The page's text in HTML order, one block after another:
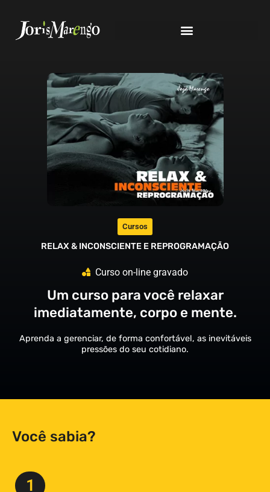
Cursos
RELAX & INCONSCIENTE E REPROGRAMAÇÃO
Curso on-line gravado
Um curso para você relaxar
imediatamente, corpo e mente.
Aprenda a gerenciar, de forma confortável, as inevitáveis
pressões do seu cotidiano.
Você sabia?
1